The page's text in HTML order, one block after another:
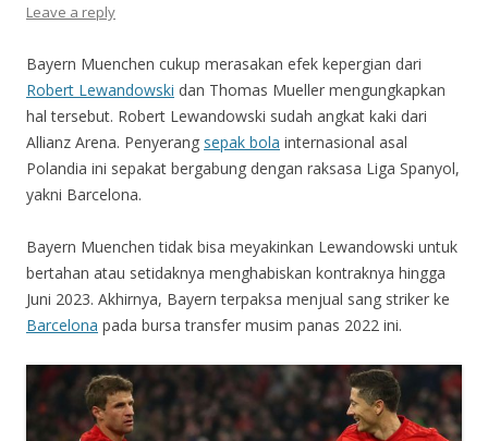
Leave a reply
Bayern Muenchen cukup merasakan efek kepergian dari
Robert Lewandowski dan Thomas Mueller mengungkapkan
hal tersebut. Robert Lewandowski sudah angkat kaki dari
Allianz Arena. Penyerang sepak bola internasional asal
Polandia ini sepakat bergabung dengan raksasa Liga Spanyol,
yakni Barcelona.
Bayern Muenchen tidak bisa meyakinkan Lewandowski untuk
bertahan atau setidaknya menghabiskan kontraknya hingga
Juni 2023. Akhirnya, Bayern terpaksa menjual sang striker ke
Barcelona pada bursa transfer musim panas 2022 ini.